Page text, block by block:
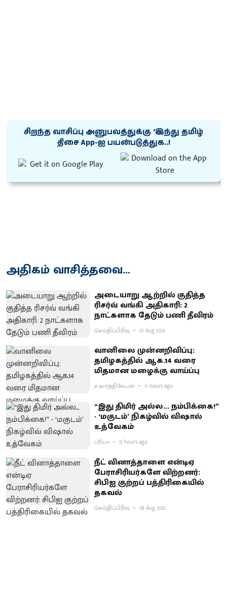
சிறந்த வாசிப்பு அனுபவத்துக்கு ‘இந்து தமிழ்
திசை App-ஐ பயன்படுத்துக..!
அதிகம் வாசித்தவை...
அடையாறு ஆற்றில் குதித்த
ரிசர்வ் வங்கி அதிகாரி: 2
நாட்களாக தேடும் பணி தீவிரம்
செய்திப்பிரிவு 07 Aug 2026
வானிலை முன்னறிவிப்பு:
தமிழகத்தில் ஆக.14 வரை
மிதமான மழைக்கு வாய்ப்பு
ச.கார்த்திகேயன் 17 hours ago
“இது திமிர் அல்ல... நம்பிக்கை!”
- ‘மகுடம்’ நிகழ்வில் விஷால்
உத்வேகம்
ப்ரியா 15 hours ago
நீட் வினாத்தாளை என்டிஏ
பேராசிரியர்களே விற்றனர்:
சிபிஐ குற்றப் பத்திரிகையில்
தகவல்
செய்திப்பிரிவு 08 Aug 2026